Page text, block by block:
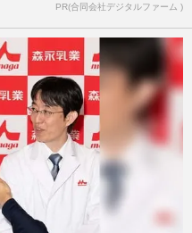
PR(合同会社デジタルファーム )